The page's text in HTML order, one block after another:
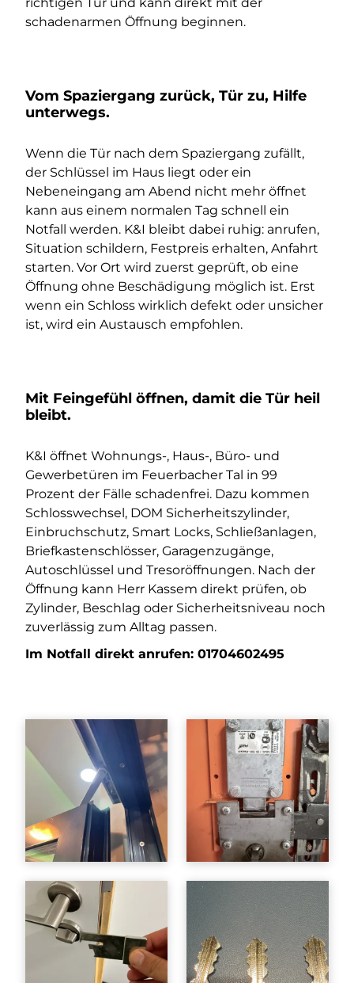
richtigen Tür und kann direkt mit der
schadenarmen Öffnung beginnen.
Vom Spaziergang zurück, Tür zu, Hilfe
unterwegs.
Wenn die Tür nach dem Spaziergang zufällt,
der Schlüssel im Haus liegt oder ein
Nebeneingang am Abend nicht mehr öffnet
kann aus einem normalen Tag schnell ein
Notfall werden. K&I bleibt dabei ruhig: anrufen,
Situation schildern, Festpreis erhalten, Anfahrt
starten. Vor Ort wird zuerst geprüft, ob eine
Öffnung ohne Beschädigung möglich ist. Erst
wenn ein Schloss wirklich defekt oder unsicher
ist, wird ein Austausch empfohlen.
Mit Feingefühl öffnen, damit die Tür heil
bleibt.
K&I öffnet Wohnungs-, Haus-, Büro- und
Gewerbetüren im Feuerbacher Tal in 99
Prozent der Fälle schadenfrei. Dazu kommen
Schlosswechsel, DOM Sicherheitszylinder,
Einbruchschutz, Smart Locks, Schließanlagen,
Briefkastenschlösser, Garagenzugänge,
Autoschlüssel und Tresoröffnungen. Nach der
Öffnung kann Herr Kassem direkt prüfen, ob
Zylinder, Beschlag oder Sicherheitsniveau noch
zuverlässig zum Alltag passen.
Im Notfall direkt anrufen:01704602495